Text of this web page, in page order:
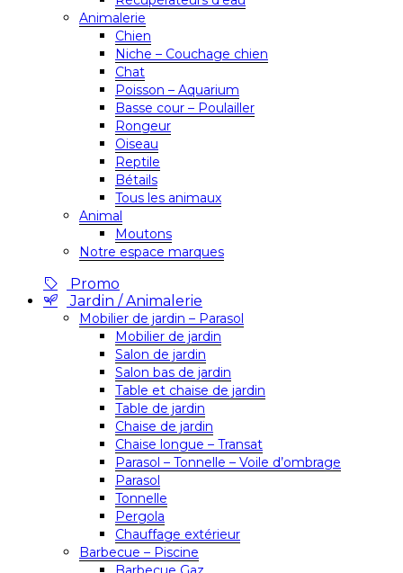
Animalerie
Chien
Niche – Couchage chien
Chat
Poisson – Aquarium
Basse cour – Poulailler
Rongeur
Oiseau
Reptile
Bétails
Tous les animaux
Animal
Moutons
Notre espace marques
Promo
Jardin / Animalerie
Mobilier de jardin – Parasol
Mobilier de jardin
Salon de jardin
Salon bas de jardin
Table et chaise de jardin
Table de jardin
Chaise de jardin
Chaise longue – Transat
Parasol – Tonnelle – Voile d’ombrage
Parasol
Tonnelle
Pergola
Chauffage extérieur
Barbecue – Piscine